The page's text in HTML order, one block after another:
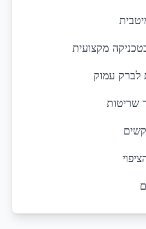
מקצועית
לברק עמוק
שריטות
קשים